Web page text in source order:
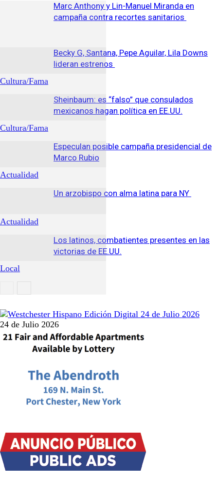
Cultura/Fama
Marc Anthony y Lin-Manuel Miranda en
campaña contra recortes sanitarios
Cultura/Fama
Becky G, Santana, Pepe Aguilar, Lila Downs
lideran estrenos
Actualidad
Sheinbaum: es “falso” que consulados
mexicanos hagan política en EE.UU.
Actualidad
Especulan posible campaña presidencial de
Marco Rubio
Local
Un arzobispo con alma latina para NY
Actualidad
Los latinos, combatientes presentes en las
victorias de EE.UU.
24 de Julio 2026